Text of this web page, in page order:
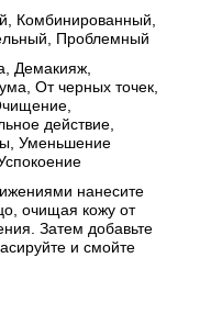
Комбинированный,
Проблемный
Демакияж,
От черных точек,
действие,
Уменьшение
нанесите
очищая кожу от
Затем добавьте
и смойте